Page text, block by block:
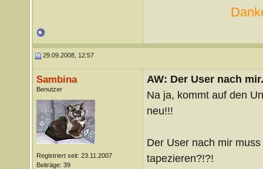
29.09.2008, 12:57
Sambina
Benutzer
Registriert seit: 23.11.2007
Beiträge: 39
AW: Der User nach
Na ja, kommt auf den
neu!!!
Der User nach mir
tapezieren?!?!